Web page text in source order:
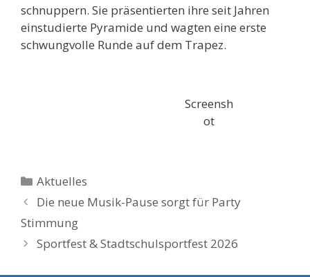
schnuppern. Sie präsentierten ihre seit Jahren
einstudierte Pyramide und wagten eine erste
schwungvolle Runde auf dem Trapez.
Screensh
ot
Kategorien
Aktuelles
Die neue Musik-Pause sorgt für Party
Stimmung
Sportfest & Stadtschulsportfest 2026